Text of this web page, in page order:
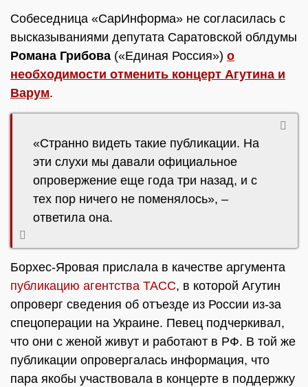
Собеседница «СарИнформа» не согласилась с
высказываниями депутата Саратовской облдумы
Романа Грибова («Единая Россия») о
необходимости отменить концерт Агутина и
Варум.
«Странно видеть такие публикации. На
эти слухи мы давали официальное
опровержение еще года три назад, и с
тех пор ничего не поменялось», –
ответила она.
Борхес-Яровая прислала в качестве аргумента
публикацию агентства ТАСС, в которой Агутин
опроверг сведения об отъезде из России из-за
спецоперации на Украине. Певец подчеркивал,
что они с женой живут и работают в РФ. В той же
публикации опровергалась информация, что
пара якобы участвовала в концерте в поддержку